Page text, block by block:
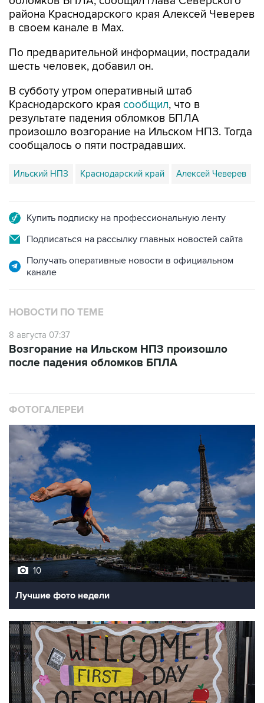
района Краснодарского края Алексей Чеверев
в своем канале в Max.
По предварительной информации, пострадали
шесть человек, добавил он.
В субботу утром оперативный штаб
Краснодарского края сообщил, что в
результате падения обломков БПЛА
произошло возгорание на Ильском НПЗ. Тогда
сообщалось о пяти пострадавших.
Ильский НПЗ Краснодарский край Алексей Чеверев
Купить подписку на профессиональную ленту
Подписаться на рассылку главных новостей сайта
Получать оперативные новости в официальном
канале
НОВОСТИ ПО ТЕМЕ
8 августа 07:37
Возгорание на Ильском НПЗ произошло
после падения обломков БПЛА
ФОТОГАЛЕРЕИ
10
Лучшие фото недели